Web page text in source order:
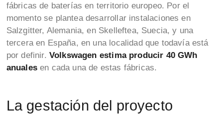
fábricas de baterías en territorio europeo. Por el
momento se plantea desarrollar instalaciones en
Salzgitter, Alemania, en Skelleftea, Suecia, y una
tercera en España, en una localidad que todavía está
por definir. Volkswagen estima producir 40 GWh
anualesen cada una de estas fábricas.
La gestación del proyecto